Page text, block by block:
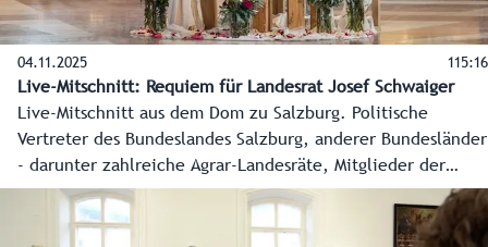
04.11.2025 115:16
Live-Mitschnitt: Requiem für Landesrat Josef Schwaiger
Live-Mitschnitt aus dem Dom zu Salzburg. Politische
Vertreter des Bundeslandes Salzburg, anderer Bundesländer
- darunter zahlreiche Agrar-Landesräte, Mitglieder der
Bundesregierung und zahlreiche weitere Ehrengäste sowie
Vertreter des öffentlichen Lebens und nicht zuletzt